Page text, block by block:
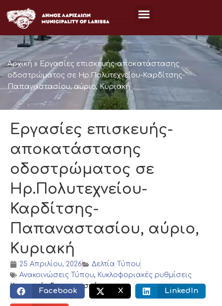
στο
περιεχόμενο
Αρχική » Εργασίες επισκευής-αποκατάστασης
οδοστρώματος σε Ηρ.Πολυτεχνείου-Καρδίτσης-
Παπαναστασίου, αύριο, Κυριακή
Εργασίες επισκευής-
αποκατάστασης
οδοστρώματος σε
Ηρ.Πολυτεχνείου-
Καρδίτσης-
Παπαναστασίου, αύριο,
Κυριακή
25 Απριλίου, 2026
Δελτία Τύπου
Ανακοινώσεις Τύπου, Κυκλοφοριακές ρυθμίσεις
Κοινωνικός διαμοιρασμός:
Facebook X LinkedIn